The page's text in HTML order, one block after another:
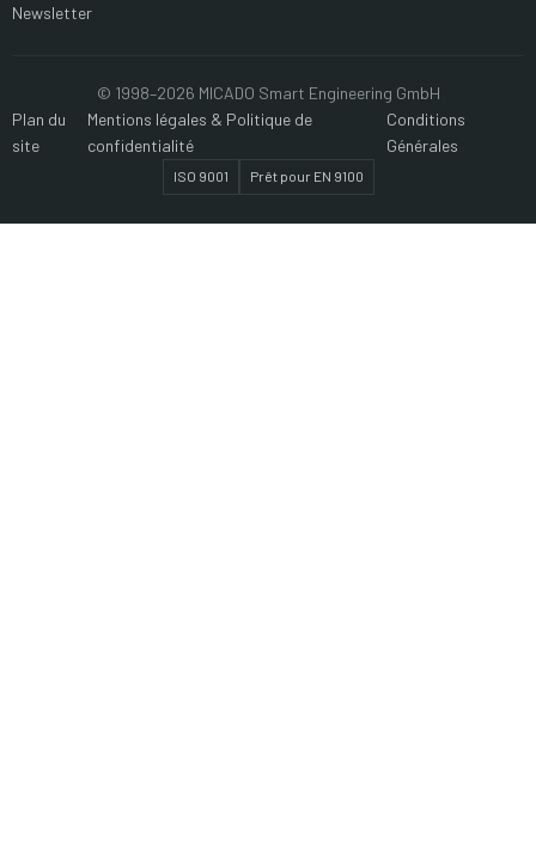
Newsletter
© 1998–2026 MICADO Smart Engineering GmbH
Plan du
site
Mentions légales & Politique de
confidentialité
Conditions
Générales
ISO 9001 Prêt pour EN 9100